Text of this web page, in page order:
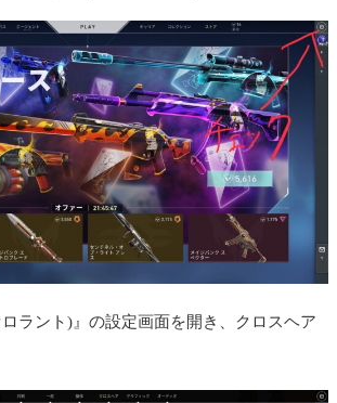
ロラント)』の設定画面を開き、クロスヘア